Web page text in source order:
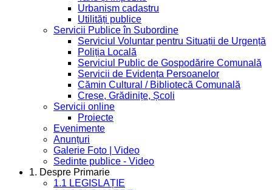
Urbanism cadastru
Utilități publice
Servicii Publice în Subordine
Serviciul Voluntar pentru Situații de Urgență
Poliția Locală
Serviciul Public de Gospodărire Comunală
Servicii de Evidența Persoanelor
Cămin Cultural / Bibliotecă Comunală
Creșe, Grădinițe, Școli
Servicii online
Proiecte
Evenimente
Anunțuri
Galerie Foto | Video
Sedinte publice - Video
1. Despre Primarie
1.1 LEGISLAȚIE